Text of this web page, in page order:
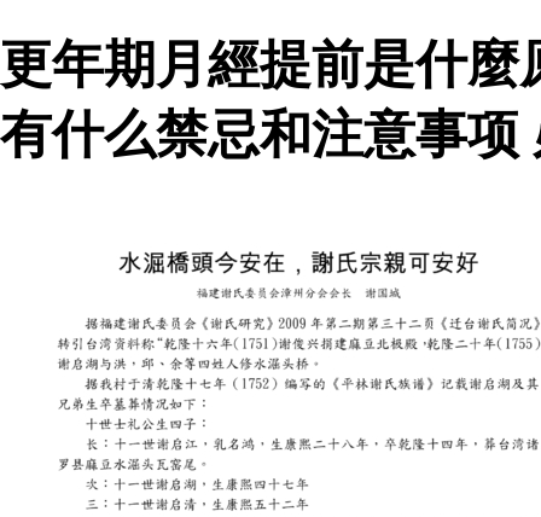
更年期月經提前是什
有什么禁忌和注意事项